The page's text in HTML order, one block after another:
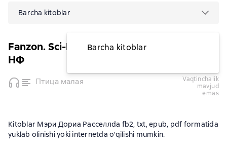
Barcha kitoblar
Barcha kitoblar
Fanzon. Sci-Fi Universe. Лучшая новая
НФ
Птица малая
vaqtinchalik
mavjud
emas
Kitoblar Мэри Дориа Расселлda fb2, txt, epub, pdf formatida
yuklab olinishi yoki internetda o'qilishi mumkin.